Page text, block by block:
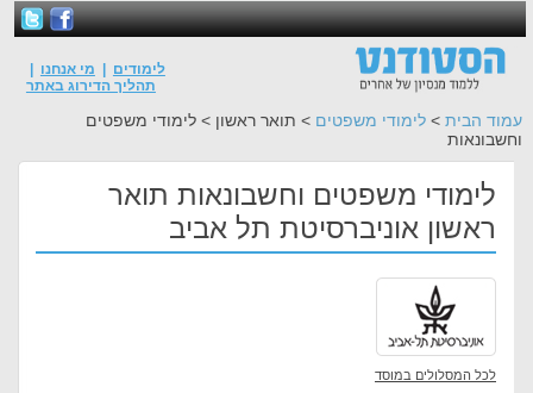
לימודים מי אנחנו
תהליך הדירוג באתר
עמוד הבית > לימודי משפטים > תואר ראשון > לימודי משפטים
וחשבונאות
לימודי משפטים וחשבונאות תואר
ראשון אוניברסיטת תל אביב
לכל המסלולים במוסד